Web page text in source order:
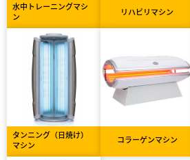
水中トレーニングマシ
ン
リハビリマシン
タンニング（日焼け）
マシン
コラーゲンマシン